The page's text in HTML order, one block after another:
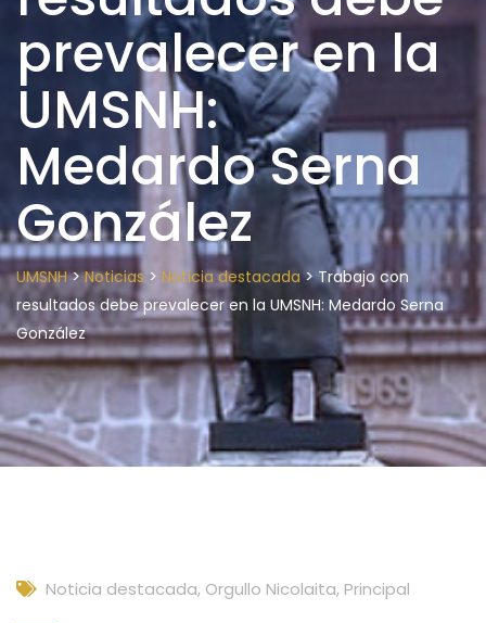
prevalecer en la
UMSNH:
Medardo Serna
González
UMSNH>Noticias > Noticia destacada>Trabajo con
resultados debe prevalecer en la UMSNH: Medardo Serna
González
Noticia destacada, Orgullo Nicolaita, Principal